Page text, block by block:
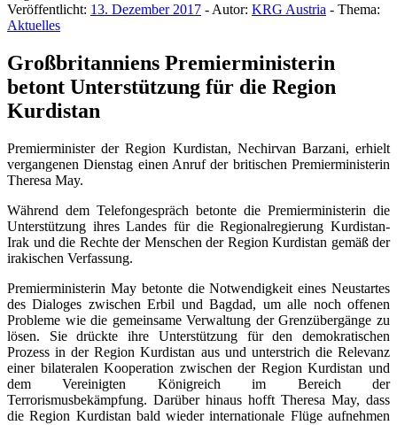
Veröffentlicht: 13. Dezember 2017 - Autor: KRG Austria - Thema:
Aktuelles
Großbritanniens Premierministerin
betont Unterstützung für die Region
Kurdistan
Premierminister der Region Kurdistan, Nechirvan Barzani, erhielt
vergangenen Dienstag einen Anruf der britischen Premierministerin
Theresa May.
Während dem Telefongespräch betonte die Premierministerin die
Unterstützung ihres Landes für die Regionalregierung Kurdistan-
Irak und die Rechte der Menschen der Region Kurdistan gemäß der
irakischen Verfassung.
Premierministerin May betonte die Notwendigkeit eines Neustartes
des Dialoges zwischen Erbil und Bagdad, um alle noch offenen
Probleme wie die gemeinsame Verwaltung der Grenzübergänge zu
lösen. Sie drückte ihre Unterstützung für den demokratischen
Prozess in der Region Kurdistan aus und unterstrich die Relevanz
einer bilateralen Kooperation zwischen der Region Kurdistan und
dem Vereinigten Königreich im Bereich der
Terrorismusbekämpfung. Darüber hinaus hofft Theresa May, dass
die Region Kurdistan bald wieder internationale Flüge aufnehmen